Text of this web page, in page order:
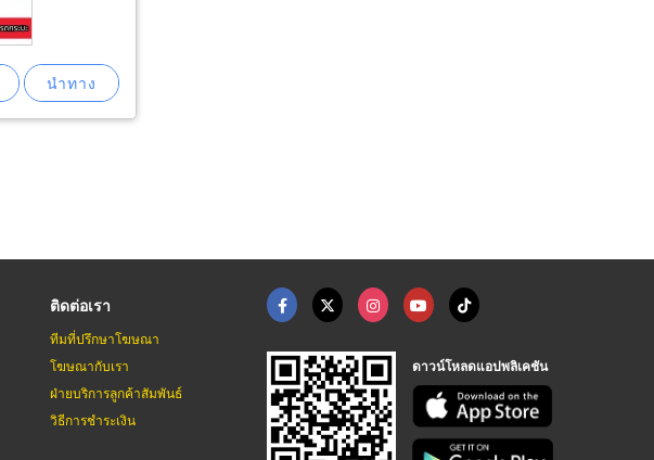
ติดต่อเรา
ทีมที่ปรึกษาโฆษณา
โฆษณากับเรา
ฝ่ายบริการลูกค้าสัมพันธ์
วิธีการชำระเงิน
ดาวน์โหลดแอปพลิเคชัน